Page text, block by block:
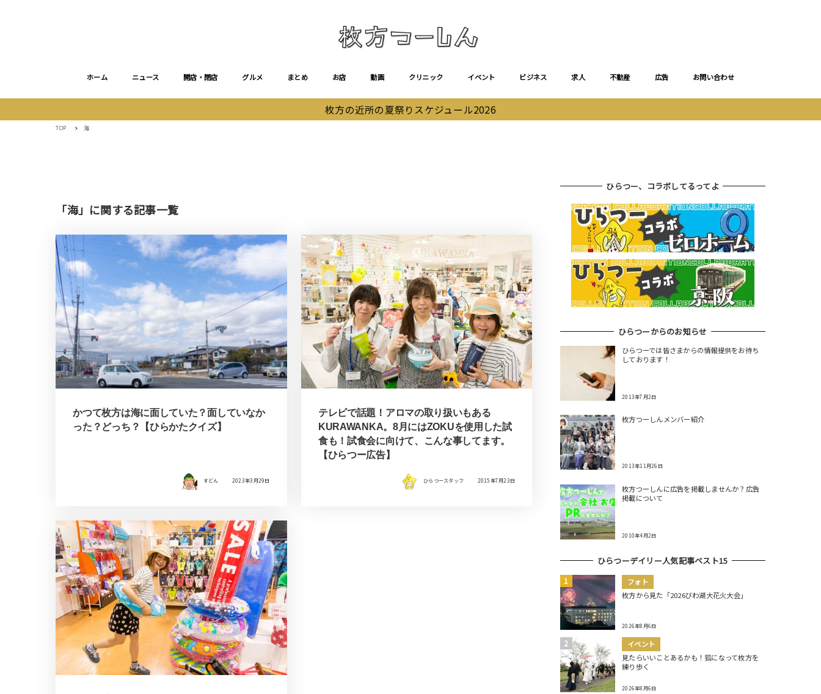
ホーム ニュース 開店・閉店 グルメ まとめ お店 動画 クリニック イベント ビジネス 求人 不動産 広告 お問い合わせ
枚方の近所の夏祭りスケジュール2026
TOP 海
「海」に関する記事一覧
かつて枚方は海に面していた？面していなか
った？どっち？【ひらかたクイズ】
すどん 2023年3月29日
テレビで話題！アロマの取り扱いもある
KURAWANKA。8月にはZOKUを使用した試
食も！試食会に向けて、こんな事してます。
【ひらつー広告】
ひらつースタッフ 2015年7月23日
ひらつー、コラボしてるってよ
ひらつーからのお知らせ
ひらつーでは皆さまからの情報提供をお待ち
しております！
2013年7月2日
枚方つーしんメンバー紹介
2013年11月26日
枚方つーしんに広告を掲載しませんか？広告
掲載について
2010年4月2日
ひらつーデイリー人気記事ベスト15
フォト
枚方から見た「2026びわ湖大花火大会」
2026年8月6日
イベント
見たらいいことあるかも！狐になって枚方を
練り歩く
2026年8月6日